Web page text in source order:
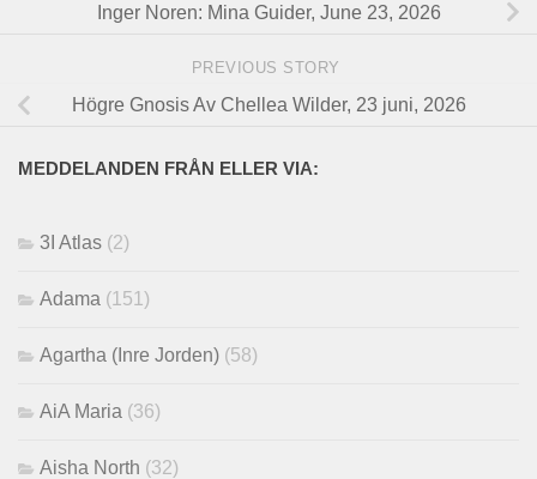
Inger Noren: Mina Guider, June 23, 2026
PREVIOUS STORY
Högre Gnosis Av Chellea Wilder, 23 juni, 2026
MEDDELANDEN FRÅN ELLER VIA:
3I Atlas (2)
Adama (151)
Agartha (Inre Jorden) (58)
AiA Maria (36)
Aisha North (32)